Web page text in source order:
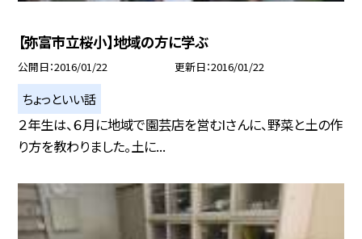
【弥富市立桜小】地域の方に学ぶ
公開日 2016/01/22 更新日 2016/01/22
ちょっといい話
２年生は、６月に地域で園芸店を営むIさんに、野菜と土の作
り方を教わりました。土に...